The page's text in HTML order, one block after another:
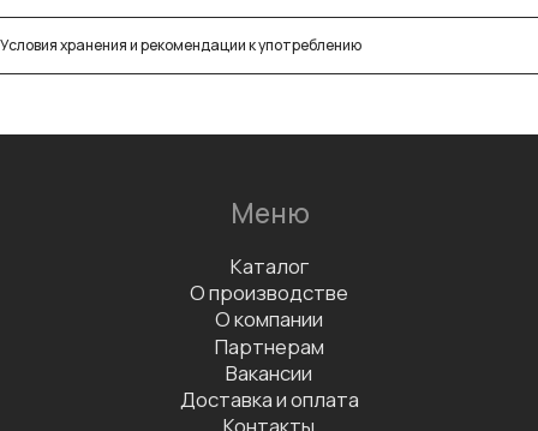
Условия хранения и рекомендации к употреблению
В каталог
КПП 781101001
ИНН 7811757740
ООО «ФАБРИКА»
Данные организации
Документы